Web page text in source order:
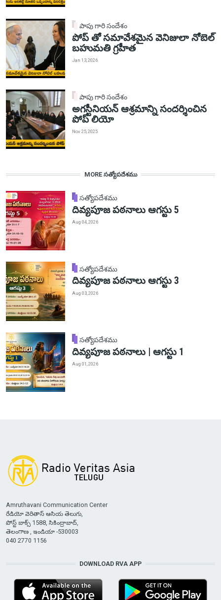
పాపు గారి సందేశం
పోప్ తో సమావేశమైన వెనిజులా నోబెల్
బహుమతి గ్రహీత
Jan 13, 2026
పాపు గారి సందేశం
అగస్టీనియన్ ఆశ్రమాన్ని సందర్శించిన
పోప్ లియో
Nov 25, 2025
MORE సత్యోపదేశము
సత్యోపదేశము
దివ్యపూజ పఠనాలు ఆగస్టు 5
Aug 04, 2026
సత్యోపదేశము
దివ్యపూజ పఠనాలు ఆగస్టు 3
Aug 03, 2026
సత్యోపదేశము
దివ్యపూజ పఠనాలు | ఆగస్టు 1
Aug 01, 2026
Amruthavani Communication Center
రేడియో వెరితాస్ ఆసియ తెలుగు,
పోస్ట్ బాక్స్ 1588, సికింద్రాబాద్,
తెలంగాణ , ఇండియా -530003
040 2770 1156
DOWNLOAD RVA APP